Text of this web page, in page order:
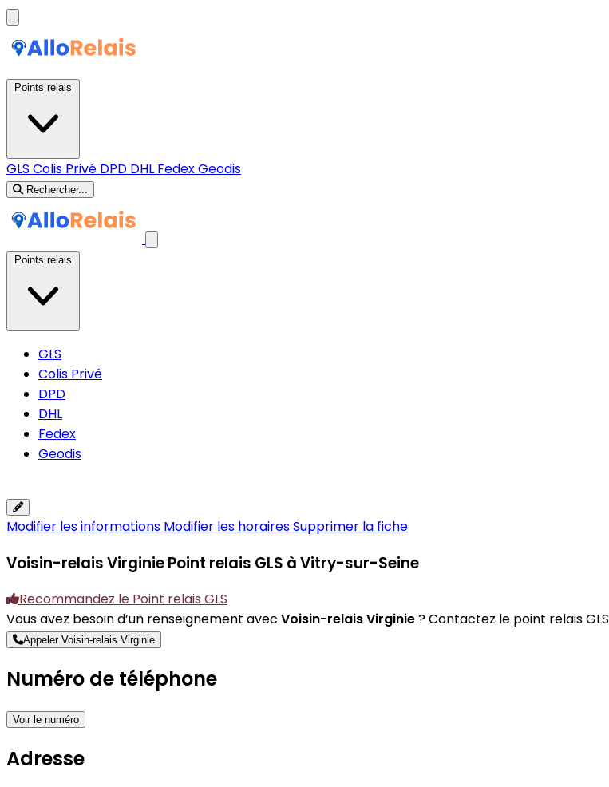
GLS Colis Privé DPD DHL FedexGeodis
Rechercher...
GLS
Colis Privé
DPD
DHL
Fedex
Geodis
Modifier les informations Modifier les horairesSupprimer la fiche
Voisin-relais VirginiePoint relais GLS à Vitry-sur-Seine
Recommandez le Point relais GLS
Vous avez besoin d’un renseignement avec Voisin-relais Virginie? Contactez le point relais GLS
Appeler Voisin-relais Virginie
Numéro de téléphone
Voir le numéro
Adresse